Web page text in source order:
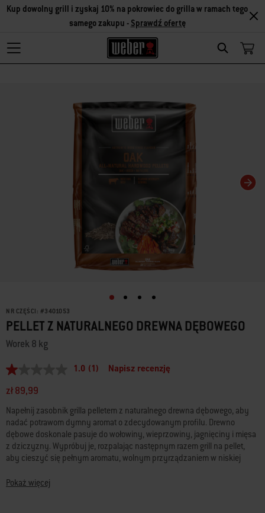
Search
Kup dowolny grill i zyskaj 10% na pokrowiec do grilla w ramach tego
samego zakupu - Sprawdź ofertę
NR CZĘŚCI: #3401053
PELLET Z NATURALNEGO DREWNA DĘBOWEGO
Worek 8 kg
1.0
5
średnia
wartość
oceny.
Read
a
Review.
do
tej
1.0 (1) Napisz recenzję
zł 89,99
Napełnij zasobnik grilla pelletem z naturalnego drewna dębowego, aby
nadać potrawom dymny aromat o zdecydowanym profilu. Drewno
dębowe doskonale pasuje do wołowiny, wieprzowiny, jagnięciny i mięsa
z dziczyzny. Wypróbuj je, rozpalając następnym razem grill na pellet,
aby cieszyć się pełnym aromatu, wolnym przyrządzaniem w niskiej
Pokaż więcej